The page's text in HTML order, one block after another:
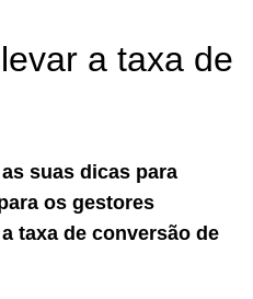
a taxa de
suas dicas para
os gestores
taxa de conversão de